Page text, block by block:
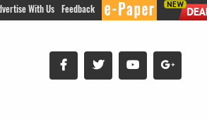
With Us Feedback